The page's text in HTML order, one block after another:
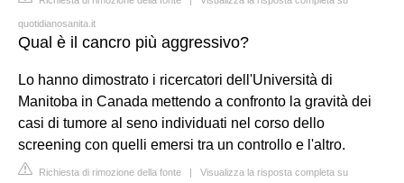
quotidianosanita.it
Qual è il cancro più aggressivo?
Lo hanno dimostrato i ricercatori dell'Università di
Manitoba in Canada mettendo a confronto la gravità dei
casi di tumore al seno individuati nel corso dello
screening con quelli emersi tra un controllo e l'altro.
Richiesta di rimozione della fonte | Visualizza la risposta completa su